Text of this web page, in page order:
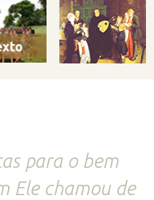
para o bem
Ele chamou de